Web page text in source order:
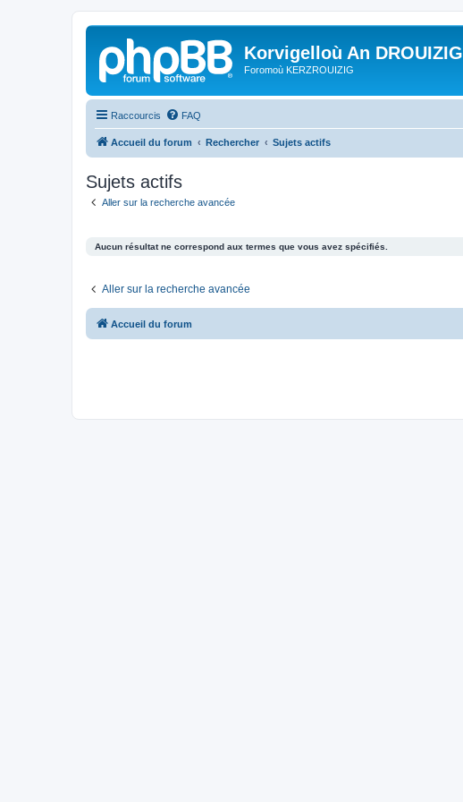
Korvigelloù An DROUIZIG
Foromoù KERZROUIZIG
Raccourcis FAQ
Accueil du forum Rechercher Sujets actifs
Sujets actifs
Aller sur la recherche avancée
Aucun résultat ne correspond aux termes que vous avez spécifiés.
Aller sur la recherche avancée
Accueil du forum